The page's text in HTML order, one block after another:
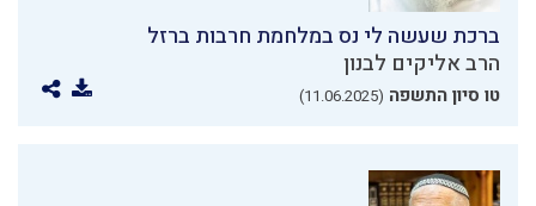
ברכת שעשה לי נס במלחמת חרבות ברזל
הרב אליקים לבנון
טו סיון התשפה (11.06.2025)